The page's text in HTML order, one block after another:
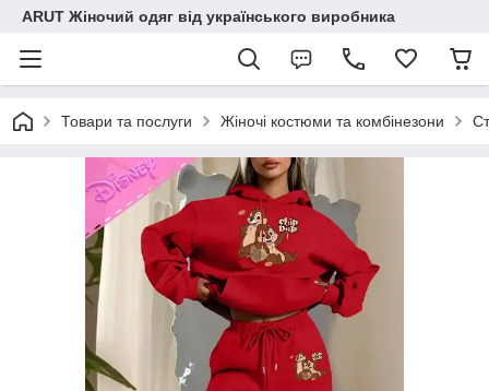
ARUT Жіночий одяг від українського виробника
Товари та послуги Жіночі костюми та комбінезони